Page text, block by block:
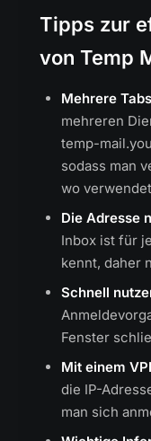
Tipps zur
von Temp
Mehrere
mehreren
temp-
sodass man
wo
Die Adresse
Inbox ist für
kennt, daher
Schnell
Fenster
Mit einem
die IP-
man sich